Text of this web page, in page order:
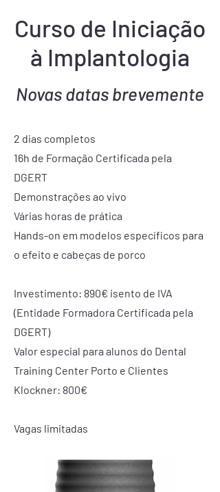
Curso de Iniciação
à Implantologia
Novas datas brevemente
2 dias completos
16h de Formação Certificada pela
DGERT
Demonstrações ao vivo
Várias horas de prática
Hands-on em modelos específicos para
o efeito e cabeças de porco
Investimento: 890€ isento de IVA
(Entidade Formadora Certificada pela
DGERT)
Valor especial para alunos do Dental
Training Center Porto e Clientes
Klockner: 800€
Vagas limitadas